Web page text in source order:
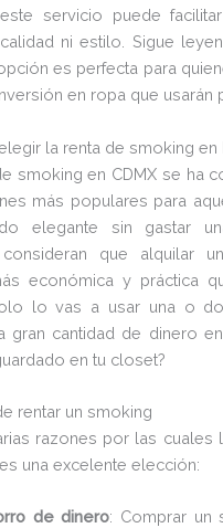
servicio puede
ni estilo. Sigue
es perfecta para
en ropa que usarán
la renta de smoking en
smoking en CDMX se ha
más populares para
elegante sin gastar
consideran que alquilar
económica y práctica
lo vas a usar una o
gran cantidad de dinero
en tu closet?
rentar un smoking
razones por las cuales
una excelente elección:
de dinero: Comprar un